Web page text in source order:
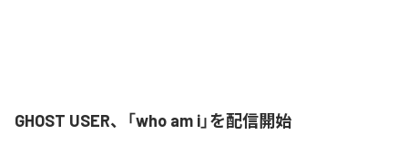
GHOST USER、「who am i」を配信開始